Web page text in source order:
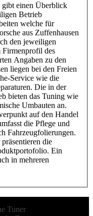
gibt einen Überblick
Betrieb
welche für
aus Zuffenhausen
den jeweiligen
des
Angaben zu den
liegen bei den Freien
Service wie die
Die in der
bieten das Tuning wie
Umbauten an.
auf den Handel
die Pflege und
Fahrzeugfolierungen.
die
Ein
in mehreren
Tuner